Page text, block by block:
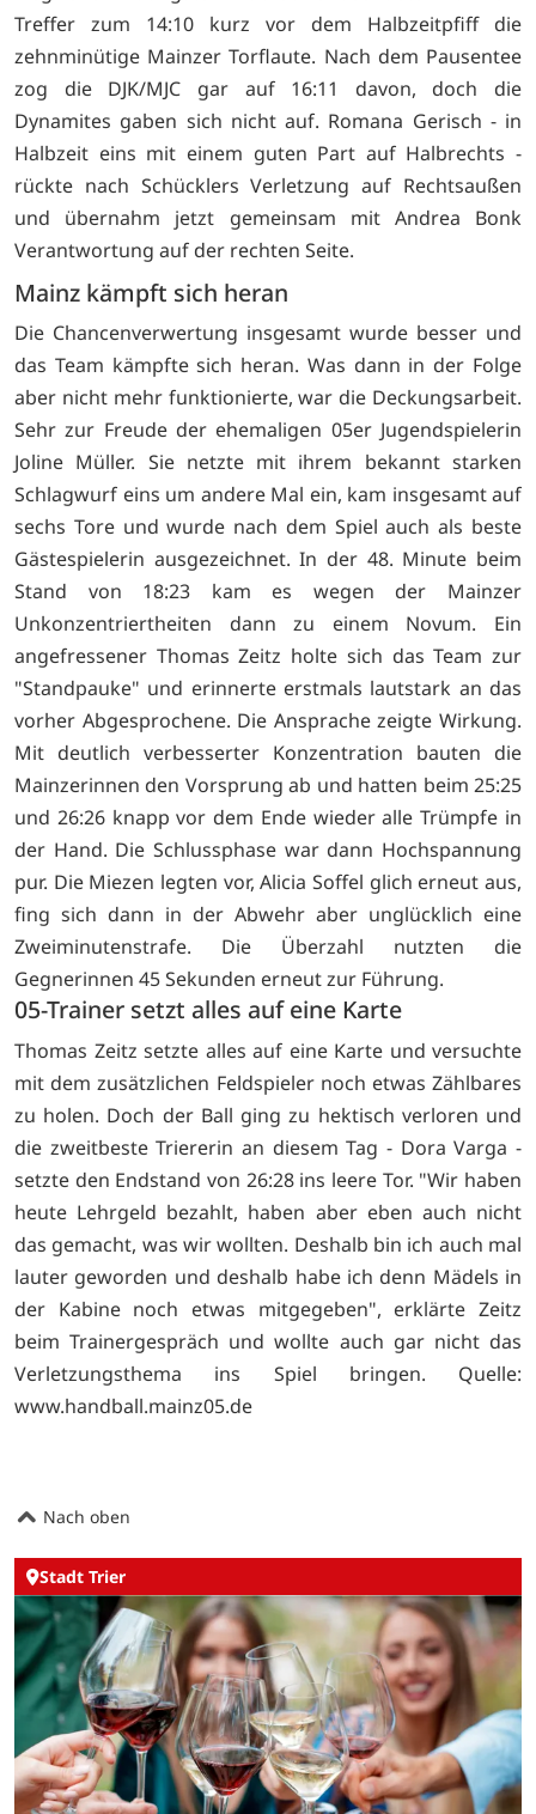
Treffer zum 14:10 kurz vor dem Halbzeitpfiff die
zehnminütige Mainzer Torflaute. Nach dem Pausentee
zog die DJK/MJC gar auf 16:11 davon, doch die
Dynamites gaben sich nicht auf. Romana Gerisch - in
Halbzeit eins mit einem guten Part auf Halbrechts -
rückte nach Schücklers Verletzung auf Rechtsaußen
und übernahm jetzt gemeinsam mit Andrea Bonk
Verantwortung auf der rechten Seite.
Mainz kämpft sich heran
Die Chancenverwertung insgesamt wurde besser und
das Team kämpfte sich heran. Was dann in der Folge
aber nicht mehr funktionierte, war die Deckungsarbeit.
Sehr zur Freude der ehemaligen 05er Jugendspielerin
Joline Müller. Sie netzte mit ihrem bekannt starken
Schlagwurf eins um andere Mal ein, kam insgesamt auf
sechs Tore und wurde nach dem Spiel auch als beste
Gästespielerin ausgezeichnet. In der 48. Minute beim
Stand von 18:23 kam es wegen der Mainzer
Unkonzentriertheiten dann zu einem Novum. Ein
angefressener Thomas Zeitz holte sich das Team zur
"Standpauke" und erinnerte erstmals lautstark an das
vorher Abgesprochene. Die Ansprache zeigte Wirkung.
Mit deutlich verbesserter Konzentration bauten die
Mainzerinnen den Vorsprung ab und hatten beim 25:25
und 26:26 knapp vor dem Ende wieder alle Trümpfe in
der Hand. Die Schlussphase war dann Hochspannung
pur. Die Miezen legten vor, Alicia Soffel glich erneut aus,
fing sich dann in der Abwehr aber unglücklich eine
Zweiminutenstrafe. Die Überzahl nutzten die
Gegnerinnen 45 Sekunden erneut zur Führung.
05-Trainer setzt alles auf eine Karte
Thomas Zeitz setzte alles auf eine Karte und versuchte
mit dem zusätzlichen Feldspieler noch etwas Zählbares
zu holen. Doch der Ball ging zu hektisch verloren und
die zweitbeste Triererin an diesem Tag - Dora Varga -
setzte den Endstand von 26:28 ins leere Tor. "Wir haben
heute Lehrgeld bezahlt, haben aber eben auch nicht
das gemacht, was wir wollten. Deshalb bin ich auch mal
lauter geworden und deshalb habe ich denn Mädels in
der Kabine noch etwas mitgegeben", erklärte Zeitz
beim Trainergespräch und wollte auch gar nicht das
Verletzungsthema ins Spiel bringen. Quelle:
www.handball.mainz05.de
Nach oben
Stadt Trier